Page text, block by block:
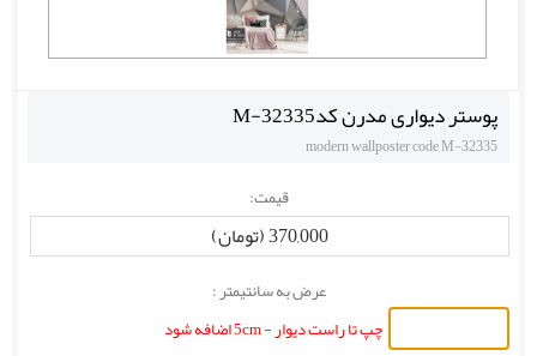
پوستر دیواری مدرن کدM-32335
modern wallposter code M-32335
قیمت:
370,000 (تومان)
عرض به سانتیمتر :
چپ تا راست دیوار - 5cm اضافه شود